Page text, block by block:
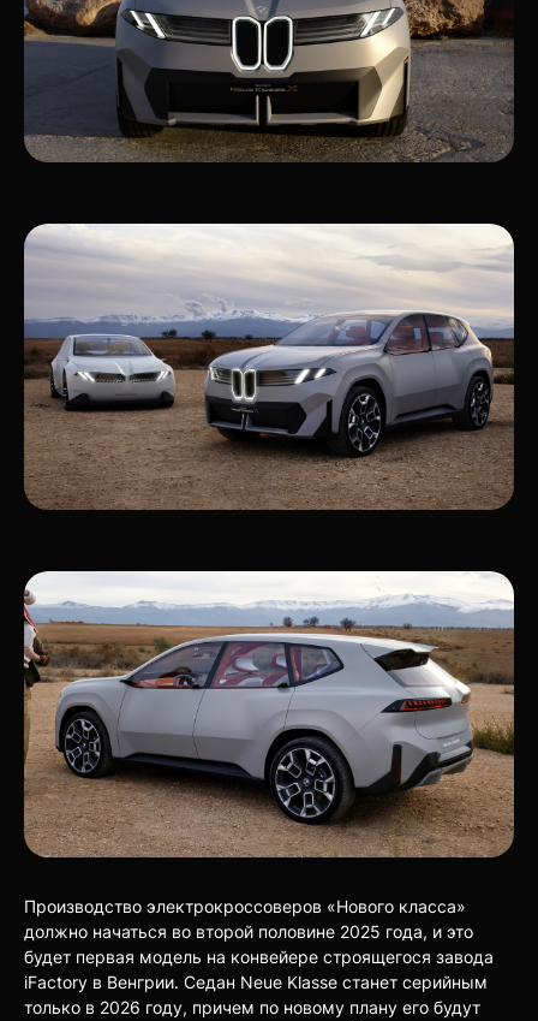
Производство электрокроссоверов «Нового класса»
должно начаться во второй половине 2025 года, и это
будет первая модель на конвейере строящегося завода
iFactory в Венгрии. Седан Neue Klasse станет серийным
только в 2026 году, причем по новому плану его будут